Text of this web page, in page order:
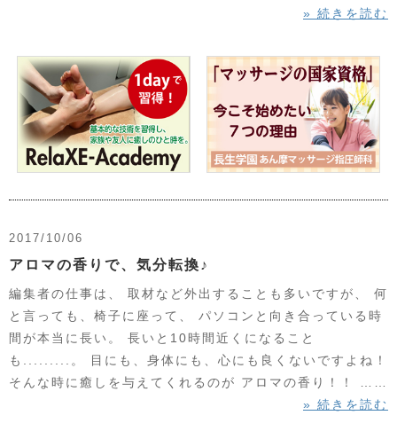
» 続きを読む
2017/10/06
アロマの香りで、気分転換♪
編集者の仕事は、 取材など外出することも多いですが、 何
と言っても、椅子に座って、 パソコンと向き合っている時
間が本当に長い。 長いと10時間近くになること
も.........。 目にも、身体にも、心にも良くないですよね！
そんな時に癒しを与えてくれるのが アロマの香り！！ ……
» 続きを読む